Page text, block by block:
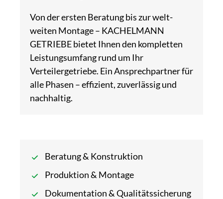
Von der ersten Beratung bis zur welt­­
weiten Montage – KACHELMANN
GETRIEBE bietet Ihnen den kompletten
Leistungs­umfang rund um Ihr
Verteilergetriebe. Ein Ansprech­­partner für
alle Phasen – effizient, zuver­lässig und
nach­haltig.
Beratung & Konstruktion
Produktion & Montage
Dokumentation & Qualitätssicherung